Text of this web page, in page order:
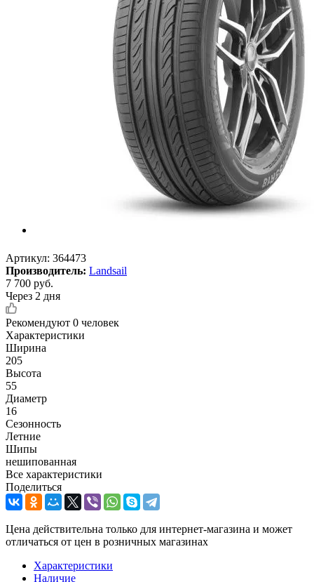
Артикул: 364473
Производитель: Landsail
7 700 руб.
Через 2 дня
Рекомендуют 0 человек
Характеристики
Ширина
205
Высота
55
Диаметр
16
Сезонность
Летние
Шипы
нешипованная
Все характеристики
Поделиться
Цена действительна только для интернет-магазина и может
отличаться от цен в розничных магазинах
Характеристики
Наличие